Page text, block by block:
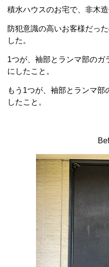
積水ハウスのお宅で、非木造
防犯意識の高いお客様だっ
した。
1つが、袖部とランマ部のガ
にしたこと。
もう1つが、袖部とランマ部
したこと。